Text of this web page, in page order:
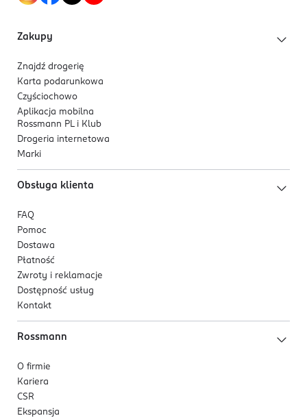
Zakupy
Znajdź drogerię
Karta podarunkowa
Czyściochowo
Aplikacja mobilna
Rossmann PL i Klub
Drogeria internetowa
Marki
Obsługa klienta
FAQ
Pomoc
Dostawa
Płatność
Zwroty i reklamacje
Dostępność usług
Kontakt
Rossmann
O firmie
Kariera
CSR
Ekspansja